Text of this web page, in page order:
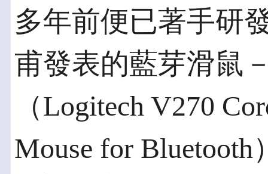
多年前便已著手研
甫發表的藍芽滑鼠
（Logitech V270
Mouse for